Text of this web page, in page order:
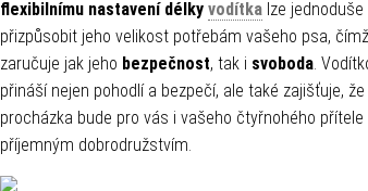
flexibilnímu nastavení délky vodítkalze jednoduše
přizpůsobit jeho velikost potřebám vašeho psa,
zaručuje jak jeho bezpečnost, tak i svoboda.
přináší nejen pohodlí a bezpečí, ale také zajišťuje, že
procházka bude pro vás i vašeho čtyřnohého přítele
příjemným dobrodružstvím.